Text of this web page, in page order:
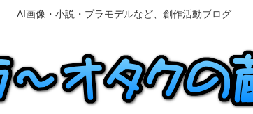
AI画像・小説・プラモデルなど、創作活動ブログ